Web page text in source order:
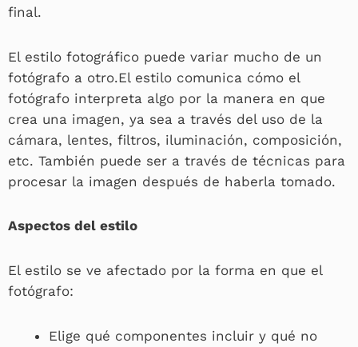
final.
El estilo fotográfico puede variar mucho de un
fotógrafo a otro.El estilo comunica cómo el
fotógrafo interpreta algo por la manera en que
crea una imagen, ya sea a través del uso de la
cámara, lentes, filtros, iluminación, composición,
etc. También puede ser a través de técnicas para
procesar la imagen después de haberla tomado.
Aspectos del estilo
El estilo se ve afectado por la forma en que el
fotógrafo:
Elige qué componentes incluir y qué no